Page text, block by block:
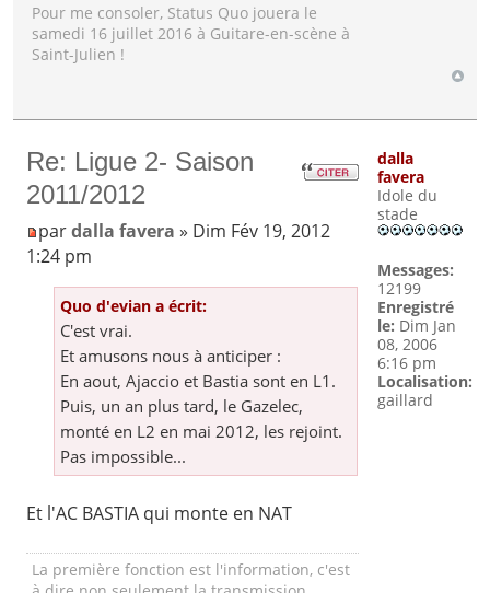
Pour me consoler, Status Quo jouera le
samedi 16 juillet 2016 à Guitare-en-scène à
Saint-Julien !
Re: Ligue 2- Saison
2011/2012
pardalla favera » Dim Fév 19, 2012
1:24 pm
Quo d'evian a écrit:
C'est vrai.
Et amusons nous à anticiper :
En aout, Ajaccio et Bastia sont en L1.
Puis, un an plus tard, le Gazelec,
monté en L2 en mai 2012, les rejoint.
Pas impossible...
Et l'AC BASTIA qui monte en NAT
La première fonction est l'information, c'est
dalla
favera
Idole du
stade
Messages:
12199
Enregistré
le: Dim Jan
08, 2006
6:16 pm
Localisation:
gaillard